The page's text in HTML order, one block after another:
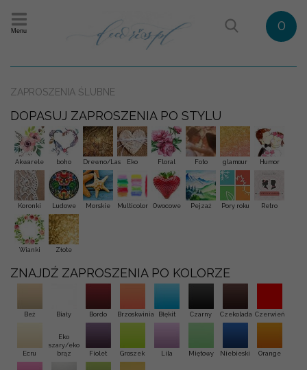
Menu 0
ZAPROSZENIA ŚLUBNE
DOPASUJ ZAPROSZENIA PO STYLU
Akwarele boho Drewno/Las Eko Floral Foto glamour Humor
Koronki Ludowe Morskie Multicolor Owocowe Pejzaż Pory roku Retro
Wianki Złote
ZNAJDŹ ZAPROSZENIA PO KOLORZE
Beż Biały Bordo Brzoskwinia Błękit Czarny Czekolada Czerwień
Ecru
Eko
szary/eko
brąz
Fiolet Groszek Lila Miętowy Niebieski Orange